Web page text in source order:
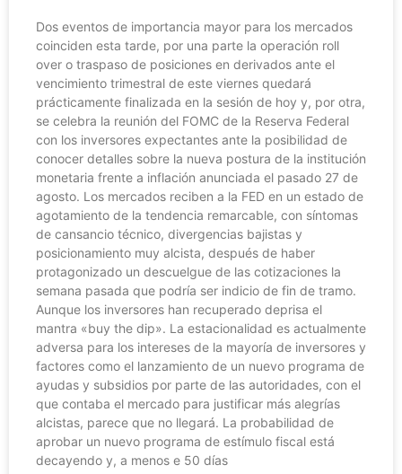
Dos eventos de importancia mayor para los mercados
coinciden esta tarde, por una parte la operación roll
over o traspaso de posiciones en derivados ante el
vencimiento trimestral de este viernes quedará
prácticamente finalizada en la sesión de hoy y, por otra,
se celebra la reunión del FOMC de la Reserva Federal
con los inversores expectantes ante la posibilidad de
conocer detalles sobre la nueva postura de la institución
monetaria frente a inflación anunciada el pasado 27 de
agosto. Los mercados reciben a la FED en un estado de
agotamiento de la tendencia remarcable, con síntomas
de cansancio técnico, divergencias bajistas y
posicionamiento muy alcista, después de haber
protagonizado un descuelgue de las cotizaciones la
semana pasada que podría ser indicio de fin de tramo.
Aunque los inversores han recuperado deprisa el
mantra «buy the dip». La estacionalidad es actualmente
adversa para los intereses de la mayoría de inversores y
factores como el lanzamiento de un nuevo programa de
ayudas y subsidios por parte de las autoridades, con el
que contaba el mercado para justificar más alegrías
alcistas, parece que no llegará. La probabilidad de
aprobar un nuevo programa de estímulo fiscal está
decayendo y, a menos e 50 días